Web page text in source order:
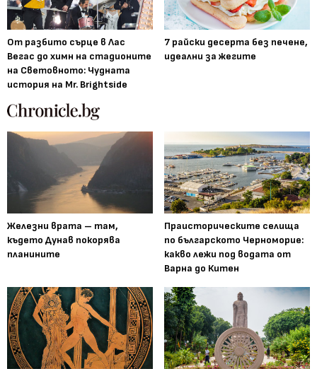
От разбито сърце в Лас
Вегас до химн на стадионите
на Световното: Чудната
история на Mr. Brightside
7 райски десерта без печене,
идеални за жегите
Железни врата – там,
където Дунав покорява
планините
Праисторическите селища
по българското Черноморие:
какво лежи под водата от
Варна до Китен